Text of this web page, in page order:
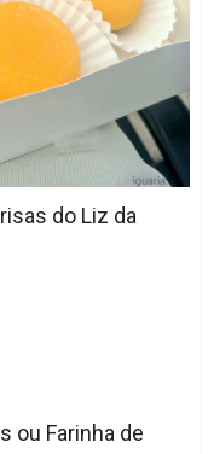
do Liz da
ou Farinha de